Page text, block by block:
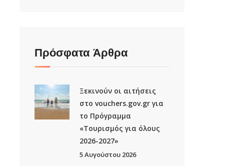
Πρόσφατα Άρθρα
Ξεκινούν οι αιτήσεις
στο vouchers.gov.gr για
το Πρόγραμμα
«Τουρισμός για όλους
2026-2027»
5 Αυγούστου 2026